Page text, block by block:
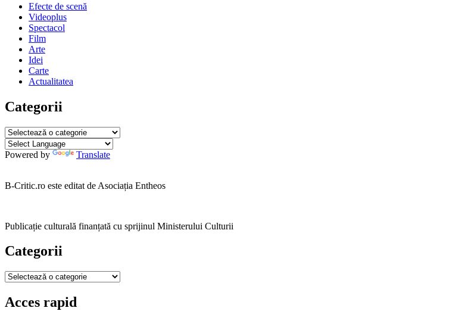
noiembrie
2016
Efecte de scenă
Videoplus
Spectacol
Film
Arte
Idei
Carte
Actualitatea
Categorii
Categorii
Powered by Translate
B-Critic.ro este editat de Asociația Entheos
Publicație culturală finanțată cu sprijinul Ministerului Culturii
Categorii
Categorii
Acces rapid